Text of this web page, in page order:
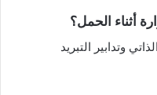
أثناء الحمل؟
وتدابير التبريد